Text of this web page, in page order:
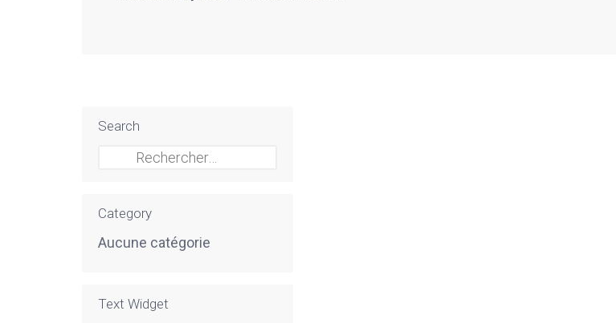
Search
Rechercher :
Category
Aucune catégorie
Text Widget